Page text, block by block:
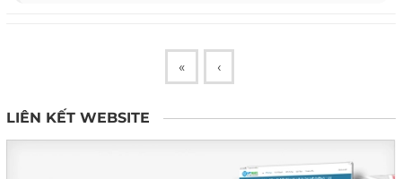
« ‹
LIÊN KẾT WEBSITE